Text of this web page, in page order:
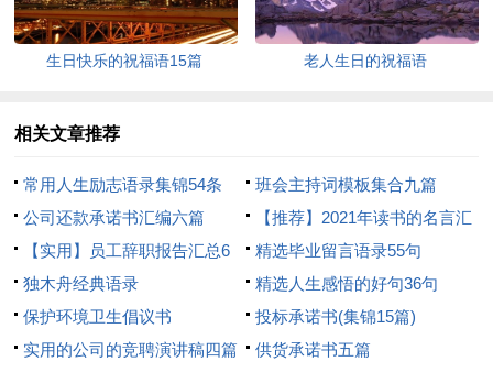
生日快乐的祝福语15篇 老人生日的祝福语
相关文章推荐
常用人生励志语录集锦54条
班会主持词模板集合九篇
公司还款承诺书汇编六篇
【推荐】2021年读书的名言汇
编48条
【实用】员工辞职报告汇总6
篇
精选毕业留言语录55句
独木舟经典语录
精选人生感悟的好句36句
保护环境卫生倡议书
投标承诺书(集锦15篇)
实用的公司的竞聘演讲稿四篇
供货承诺书五篇